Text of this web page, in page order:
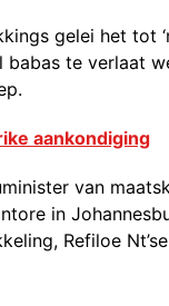
gelei het tot
te verlaat
aankondiging
van
in
Refiloe